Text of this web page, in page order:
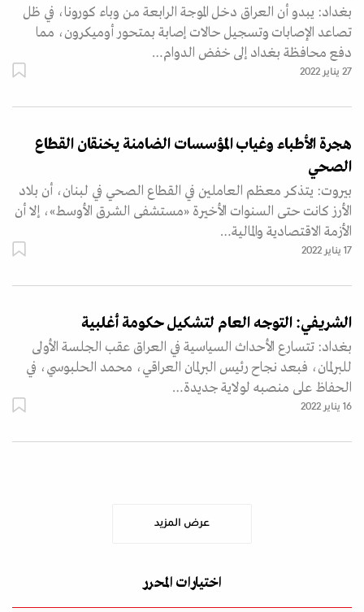
بغداد: يبدو أن العراق دخل الموجة الرابعة من وباء كورونا، في ظل
تصاعد الإصابات وتسجيل حالات إصابة بمتحور أوميكرون، مما
دفع محافظة بغداد إلى خفض الدوام…
27 يناير 2022
هجرة الأطباء وغياب المؤسسات الضامنة يخنقان القطاع
الصحي
بيروت: يتذكر معظم العاملين في القطاع الصحي في لبنان، أن بلاد
الأرز كانت حتى السنوات الأخيرة «مستشفى الشرق الأوسط»، إلا أن
الأزمة الاقتصادية والمالية…
17 يناير 2022
الشريفي: التوجه العام لتشكيل حكومة أغلبية
بغداد: تتسارع الأحداث السياسية في العراق عقب الجلسة الأولى
للبرلمان، فبعد نجاح رئيس البرلمان العراقي، محمد الحلبوسي، في
الحفاظ على منصبه لولاية جديدة…
16 يناير 2022
عرض المزيد
اختيارات المحرر